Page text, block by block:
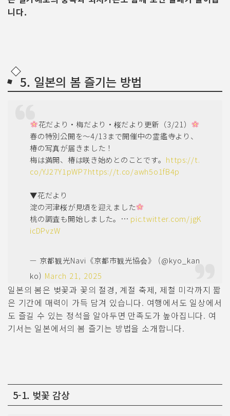
니다.
5. 일본의 봄 즐기는 방법
花だより・梅だより・桜だより更新（3/21）
春の特別公開を～4/13まで開催中の霊鑑寺より、
椿の写真が届きました！
梅は満開、椿は咲き始めとのことです。 https://t.
co/YJ27Y1pWP7https://t.co/awh5o1fB4p
▼花だより
淀の河津桜が見頃を迎えました
桃の調査も開始しました。… pic.twitter.com/jgK
icDPvzW
— 京都観光Navi《京都市観光協会》 (@kyo_kan
ko) March 21, 2025
일본의 봄은 벚꽃과 꽃의 절경, 계절 축제, 제철 미각까지 짧
은 기간에 매력이 가득 담겨 있습니다. 여행에서도 일상에서
도 즐길 수 있는 정석을 알아두면 만족도가 높아집니다. 여
기서는 일본에서의 봄 즐기는 방법을 소개합니다.
5-1. 벚꽃 감상